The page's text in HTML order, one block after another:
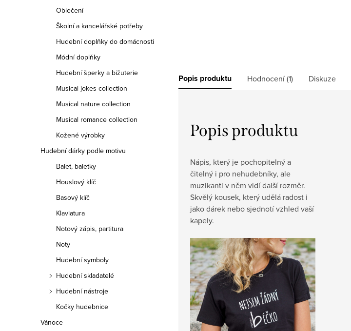
Oblečení
Školní a kancelářské potřeby
Hudební doplňky do domácnosti
Módní doplňky
Hudební šperky a bižuterie
Musical jokes collection
Musical nature collection
Musical romance collection
Kožené výrobky
Hudební dárky podle motivu
Balet, baletky
Houslový klíč
Basový klíč
Klaviatura
Notový zápis, partitura
Noty
Hudební symboly
Hudební skladatelé
Hudební nástroje
Kočky hudebnice
Vánoce
Popis produktu Hodnocení (1) Diskuze
Popis produktu
Nápis, který je pochopitelný a
čitelný i pro nehudebníky, ale
muzikanti v něm vidí další rozměr.
Skvělý kousek, který udělá radost i
jako dárek nebo sjednotí vzhled vaší
kapely.